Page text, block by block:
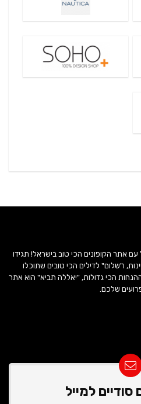
עם אתר הקופונים הכי טוב בישראל! תגידו
ו"שלום" לדילים הכי טובים שתוכלו
הכי גדולות, "יאללה תביא" הוא אתר
שלכם.
סודיים למייל